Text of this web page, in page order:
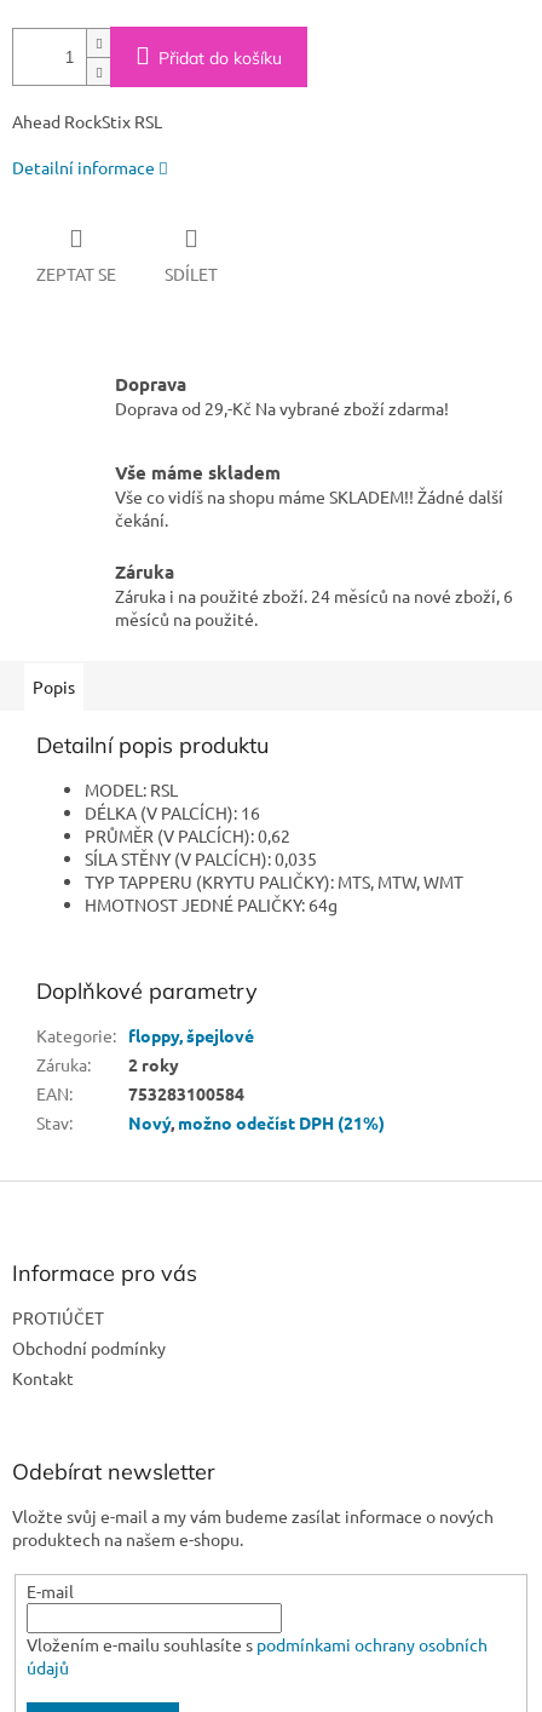
Přidat do košíku
Ahead RockStix RSL
Detailní informace
ZEPTAT SE SDÍLET
Doprava
Doprava od 29,-Kč Na vybrané zboží zdarma!
Vše máme skladem
Vše co vidíš na shopu máme SKLADEM!! Žádné další
čekání.
Záruka
Záruka i na použité zboží. 24 měsíců na nové zboží, 6
měsíců na použité.
Popis
Detailní popis produktu
MODEL: RSL
DÉLKA (V PALCÍCH): 16
PRŮMĚR (V PALCÍCH): 0,62
SÍLA STĚNY (V PALCÍCH): 0,035
TYP TAPPERU (KRYTU PALIČKY): MTS, MTW, WMT
HMOTNOST JEDNÉ PALIČKY: 64g
Doplňkové parametry
Kategorie:
floppy, špejlové
Záruka:
2 roky
EAN:
753283100584
Stav: Nový, možno odečíst DPH (21%)
Z
Informace pro vás
PROTIÚČET
Obchodní podmínky
Kontakt
Odebírat newsletter
Vložte svůj e-mail a my vám budeme zasílat informace o nových
produktech na našem e-shopu.
E-mail
Vložením e-mailu souhlasíte s podmínkami ochrany osobních
údajů